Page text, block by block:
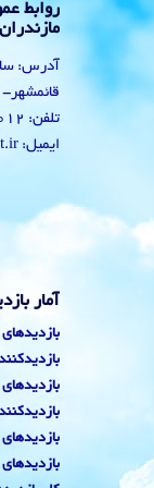
روابط
مازندران
قائمشهر-
تلفن: 01133136012
ایمیل: info@mazmet.ir
آمار
بازدیدهای
بازدیدهای